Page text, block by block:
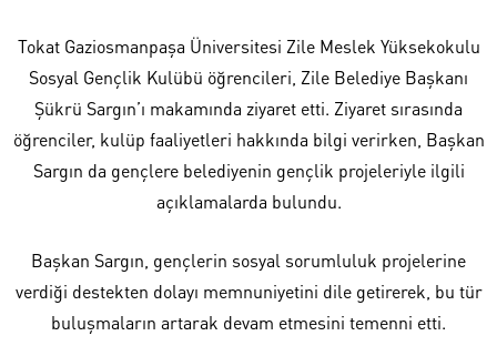
Tokat Gaziosmanpaşa Üniversitesi Zile Meslek Yüksekokulu
Sosyal Gençlik Kulübü öğrencileri, Zile Belediye Başkanı
Şükrü Sargın’ı makamında ziyaret etti. Ziyaret sırasında
öğrenciler, kulüp faaliyetleri hakkında bilgi verirken, Başkan
Sargın da gençlere belediyenin gençlik projeleriyle ilgili
açıklamalarda bulundu.
Başkan Sargın, gençlerin sosyal sorumluluk projelerine
verdiği destekten dolayı memnuniyetini dile getirerek, bu tür
buluşmaların artarak devam etmesini temenni etti.